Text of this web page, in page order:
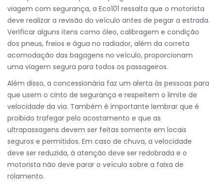
viagem com segurança, a Eco101 ressalta que o motorista
deve realizar a revisão do veículo antes de pegar a estrada.
Verificar alguns itens como óleo, calibragem e condição
dos pneus, freios e água no radiador, além da correta
acomodação das bagagens no veículo, proporcionam
uma viagem segura para todos os passageiros.
Além disso, a concessionária faz um alerta às pessoas para
que usem o cinto de segurança e respeitem o limite de
velocidade da via. Também é importante lembrar que é
proibido trafegar pelo acostamento e que as
ultrapassagens devem ser feitas somente em locais
seguros e permitidos. Em caso de chuva, a velocidade
deve ser reduzida, à atenção deve ser redobrada e o
motorista não deve parar o veículo sobre a faixa de
rolamento.